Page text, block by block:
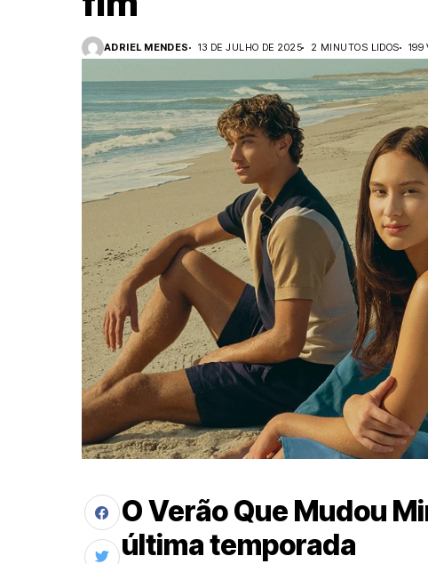
ADRIEL MENDES 13 DE JULHO DE 2025 2 MINUTOS LIDOS 199
O Verão Que Mudou
última temporada